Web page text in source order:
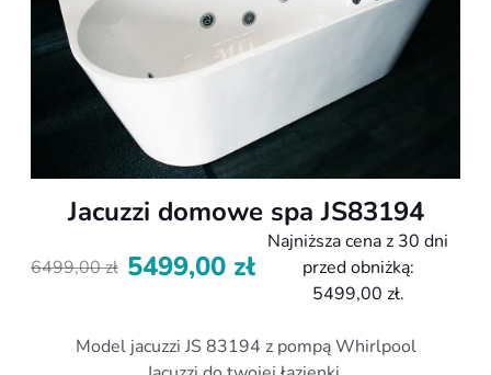
Jacuzzi domowe spa JS83194
6499,00zł
Pierwotna
6499,00 zł.
5499,00 złAktualna
5499,00 zł.
Najniższa cena z 30 dni
przed obniżką:
5499,00 zł.
Model jacuzzi JS 83194 z pompą Whirlpool